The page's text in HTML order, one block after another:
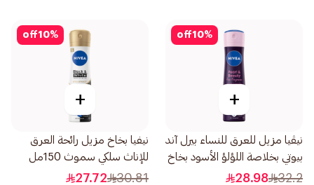
10%
off
+
نيڤيا مزيل للعرق للنساء بيرل آند
بيوتي بخلاصة اللؤلؤ الأسود بخاخ
150مل
32.2
28.98
10%
off
+
نيفيا بخاخ مزيل رائحة العرق
للإناث سلكي سموث 150مل
30.81
27.72